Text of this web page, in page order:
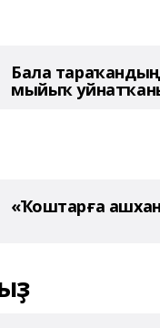
Бала тараҡандың
мыйыҡ
«Ҡоштарға